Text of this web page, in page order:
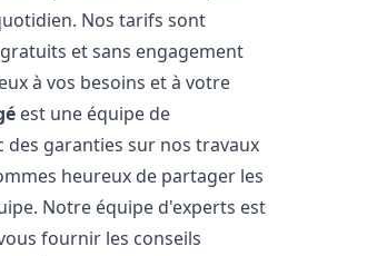
Nos tarifs sont
et sans engagement
à vos besoins et à votre
est une équipe de
des garanties sur nos travaux
heureux de partager les
Notre équipe d'experts est
fournir les conseils